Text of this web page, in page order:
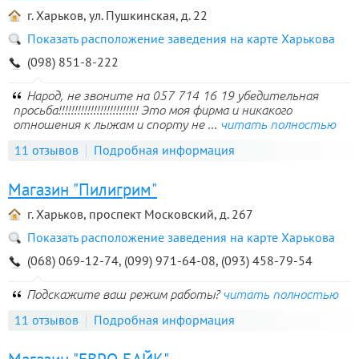
г. Харьков, ул. Пушкинская, д. 22
Показать расположение заведения на карте Харькова
(098) 851-8-222
Народ, не звоните на 057 714 16 19 убедительная
просьба!!!!!!!!!!!!!!!!!!!!!!!!! Это моя фирма и никакого
отношения к лыжам и спорту не ... читать полностью
11 отзывов Подробная информация
Магазин "Пилигрим"
г. Харьков, проспект Московский, д. 267
Показать расположение заведения на карте Харькова
(068) 069-12-74, (099) 971-64-08, (093) 458-79-54
Подскажите ваш режим работы? читать полностью
11 отзывов Подробная информация